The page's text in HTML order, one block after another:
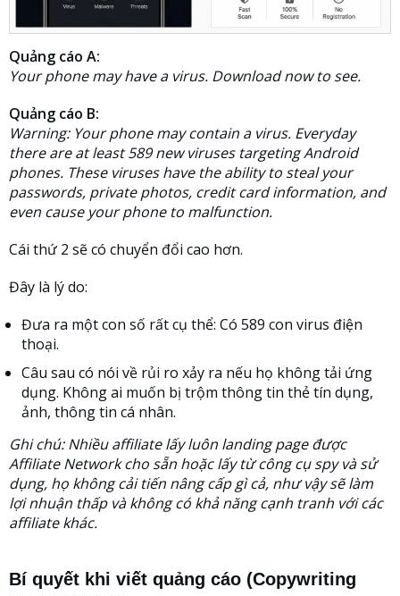
Quảng cáo A:
Your phone may have a virus. Download now to see.
Quảng cáo B:
Warning: Your phone may contain a virus. Everyday
there are at least 589 new viruses targeting Android
phones. These viruses have the ability to steal your
passwords, private photos, credit card information, and
even cause your phone to malfunction.
Cái thứ 2 sẽ có chuyển đổi cao hơn.
Đây là lý do:
Đưa ra một con số rất cụ thể: Có 589 con virus điện
thoại.
Câu sau có nói về rủi ro xảy ra nếu họ không tải ứng
dụng. Không ai muốn bị trộm thông tin thẻ tín dụng,
ảnh, thông tin cá nhân.
Ghi chú: Nhiều affiliate lấy luôn landing page được
Affiliate Network cho sẵn hoặc lấy từ công cụ spy và sử
dụng, họ không cải tiến nâng cấp gì cả, như vậy sẽ làm
lợi nhuận thấp và không có khả năng cạnh tranh với các
affiliate khác.
Bí quyết khi viết quảng cáo (Copywriting